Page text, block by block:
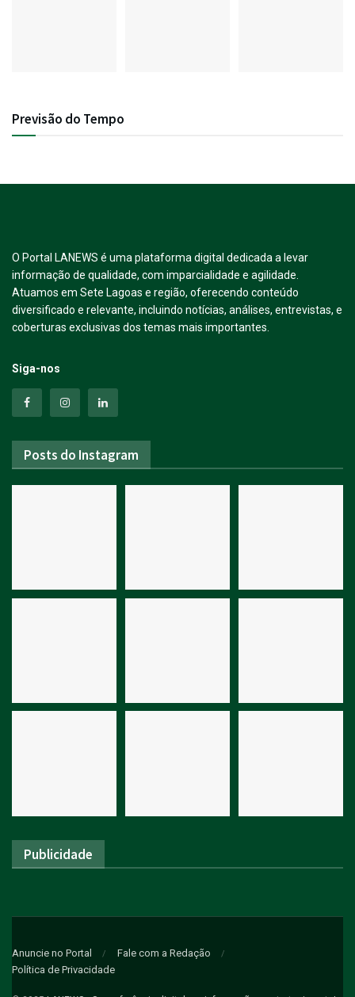
Previsão do Tempo
O Portal LANEWS é uma plataforma digital dedicada a levar
informação de qualidade, com imparcialidade e agilidade.
Atuamos em Sete Lagoas e região, oferecendo conteúdo
diversificado e relevante, incluindo notícias, análises, entrevistas, e
coberturas exclusivas dos temas mais importantes.
Siga-nos
Posts do Instagram
Publicidade
Anuncie no Portal
Fale com a Redação
Política de Privacidade